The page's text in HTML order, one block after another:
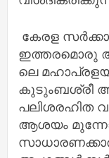
കേരള
ഇത്തരമൊരു
ലെ
കുടുംബശ്രീ
ആശയം